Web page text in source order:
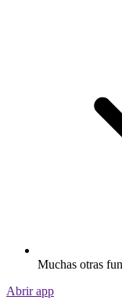
Muchas otras
Abrir app